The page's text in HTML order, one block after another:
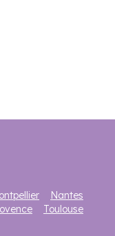
Nantes
Toulouse